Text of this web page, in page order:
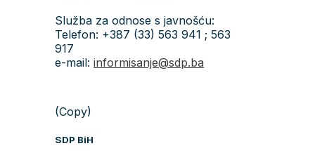
Služba za odnose s javnošću:
Telefon: +387 (33) 563 941 ; 563
917
e-mail: informisanje@sdp.ba
(Copy)
SDP BiH